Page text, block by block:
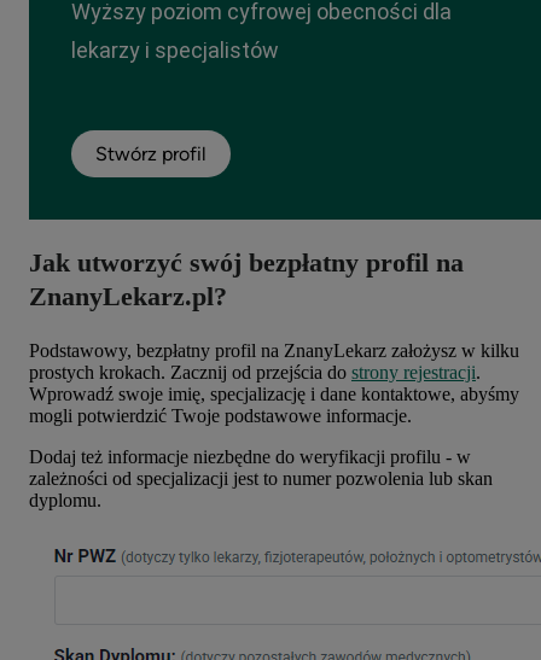
Wyższy poziom cyfrowej obecności dla
lekarzy i specjalistów
Stwórz profil
Jak utworzyć swój bezpłatny profil na
ZnanyLekarz.pl?
Podstawowy, bezpłatny profil na ZnanyLekarz założysz w kilku
prostych krokach. Zacznij od przejścia do strony rejestracji.
Wprowadź swoje imię, specjalizację i dane kontaktowe, abyśmy
mogli potwierdzić Twoje podstawowe informacje.
Dodaj też informacje niezbędne do weryfikacji profilu - w
zależności od specjalizacji jest to numer pozwolenia lub skan
dyplomu.